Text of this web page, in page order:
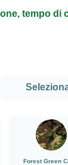
tempo di
Forest Green